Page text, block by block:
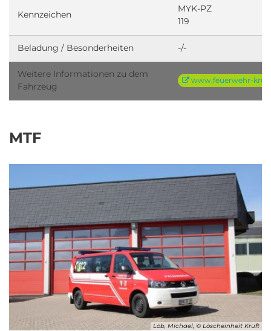
Kennzeichen
MYK-PZ
Beladung / Besonderheiten -/-
Weitere Informationen zu dem
Fahrzeug
www.feuerwehr-
MTF
Löb, Michael, © Löscheinheit Kruft